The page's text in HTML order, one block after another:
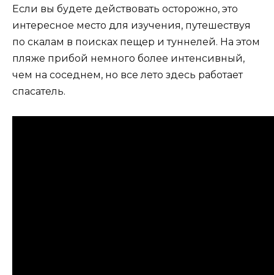
Если вы будете действовать осторожно, это
интересное место для изучения, путешествуя
по скалам в поисках пещер и туннелей. На этом
пляже прибой немного более интенсивный,
чем на соседнем, но все лето здесь работает
спасатель.